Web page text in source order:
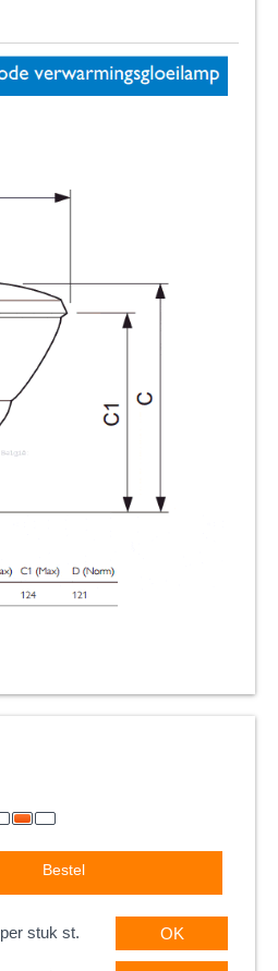
Bestel
per stuk st. OK